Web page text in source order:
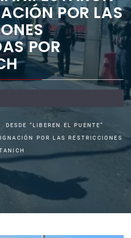
POR LAS
POR
DESDE “LIBEREN EL PUENTE”
POR LAS RESTRICCIONES